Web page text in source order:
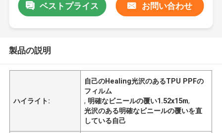
ベストプライス お問い合わせ
製品の説明
ハイライト:
自己のHealing光沢のあるTPU PPFの
フィルム
, 明確なビニールの覆い1.52x15m,
光沢のある明確なビニールの覆いを直
している自己